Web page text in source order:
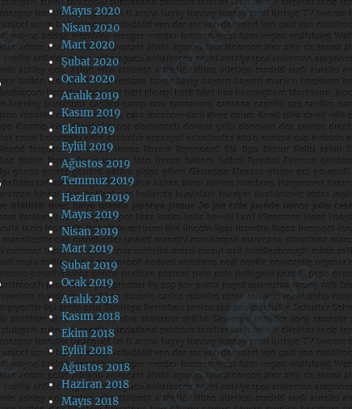
Mayıs 2020
Nisan 2020
Mart 2020
Şubat 2020
Ocak 2020
Aralık 2019
Kasım 2019
Ekim 2019
Eylül 2019
Ağustos 2019
Temmuz 2019
Haziran 2019
Mayıs 2019
Nisan 2019
Mart 2019
Şubat 2019
Ocak 2019
Aralık 2018
Kasım 2018
Ekim 2018
Eylül 2018
Ağustos 2018
Haziran 2018
Mayıs 2018